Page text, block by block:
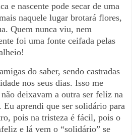
e nascente pode secar de uma
naquele lugar brotará flores,
Quem nunca viu, nem
foi uma fonte ceifada pelas
do saber, sendo castradas
nos seus dias. Isso me
deixavam a outra ser feliz na
Eu aprendi que ser solidário para
pois na tristeza é fácil, pois o
e lá vem o “solidário” se